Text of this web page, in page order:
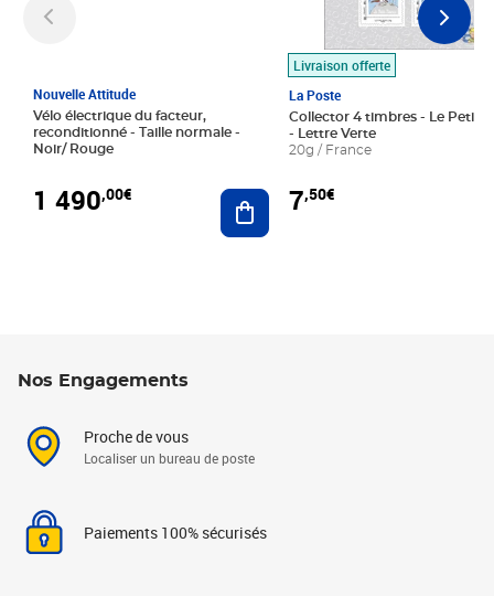
Nouvelle Attitude
Vélo électrique du facteur,
reconditionné - Taille normale -
Noir/ Rouge
1 490,00€ Ajouter au panier
Livraison offerte
La Poste
Collector 4 timbres - Le Petit
- Lettre Verte
20g / France
7,50€
Nos Engagements
Proche de vous
Localiser un bureau de poste
Paiements 100% sécurisés